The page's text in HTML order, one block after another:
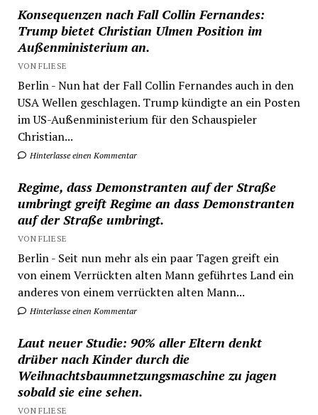
Konsequenzen nach Fall Collin Fernandes:
Trump bietet Christian Ulmen Position im
Außenministerium an.
VON FLIESE
Berlin - Nun hat der Fall Collin Fernandes auch in den
USA Wellen geschlagen. Trump kündigte an ein Posten
im US-Außenministerium für den Schauspieler
Christian...
Hinterlasse einen Kommentar
Regime, dass Demonstranten auf der Straße
umbringt greift Regime an dass Demonstranten
auf der Straße umbringt.
VON FLIESE
Berlin - Seit nun mehr als ein paar Tagen greift ein
von einem Verrückten alten Mann geführtes Land ein
anderes von einem verrückten alten Mann...
Hinterlasse einen Kommentar
Laut neuer Studie: 90% aller Eltern denkt
drüber nach Kinder durch die
Weihnachtsbaumnetzungsmaschine zu jagen
sobald sie eine sehen.
VON FLIESE